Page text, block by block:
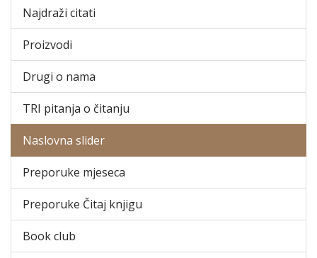
Najdraži citati
Proizvodi
Drugi o nama
TRI pitanja o čitanju
Naslovna slider
Preporuke mjeseca
Preporuke Čitaj knjigu
Book club